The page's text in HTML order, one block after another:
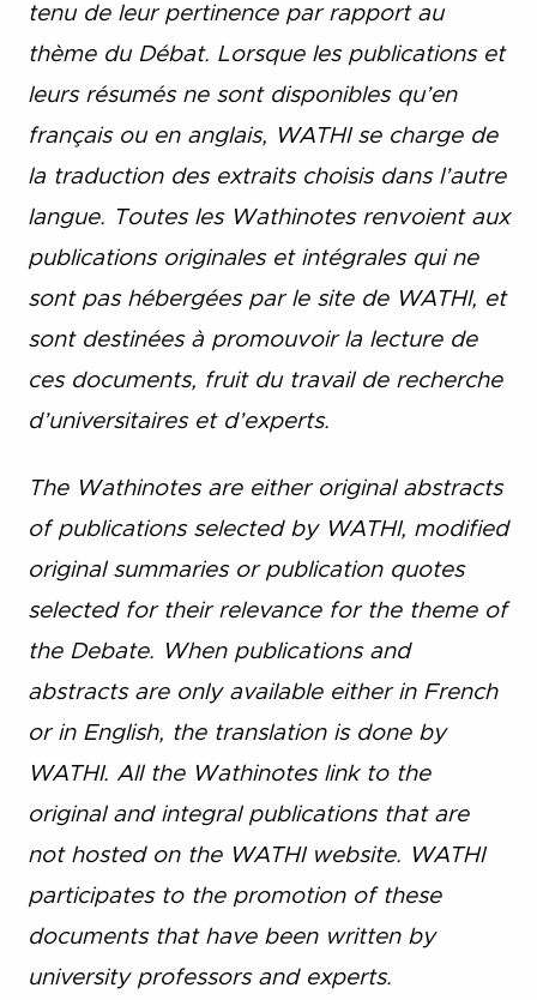
tenu de leur pertinence par rapport au
thème du Débat. Lorsque les publications et
leurs résumés ne sont disponibles qu’en
français ou en anglais, WATHI se charge de
la traduction des extraits choisis dans l’autre
langue. Toutes les Wathinotes renvoient aux
publications originales et intégrales qui ne
sont pas hébergées par le site de WATHI, et
sont destinées à promouvoir la lecture de
ces documents, fruit du travail de recherche
d’universitaires et d’experts.
The Wathinotes are either original abstracts
of publications selected by WATHI, modified
original summaries or publication quotes
selected for their relevance for the theme of
the Debate. When publications and
abstracts are only available either in French
or in English, the translation is done by
WATHI. All the Wathinotes link to the
original and integral publications that are
not hosted on the WATHI website. WATHI
participates to the promotion of these
documents that have been written by
university professors and experts.